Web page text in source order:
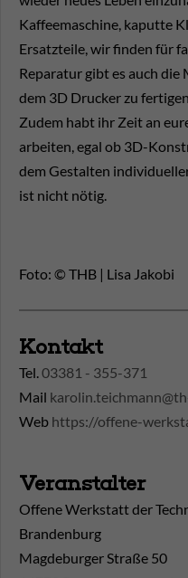
Kaffeemaschine, kaputte
Ersatzteile, wir finden für
Reparatur gibt es auch
dem 3D Drucker zu
Zudem habt ihr Zeit an
arbeiten, egal ob 3D-
dem Gestalten
ist nicht nötig.
Foto: © THB | Lisa Jakobi
Kontakt
Tel.03381 - 355-371
Mail
Web https://offene-
Veranstalter
Offene Werkstatt der
Brandenburg
Magdeburger Straße 50